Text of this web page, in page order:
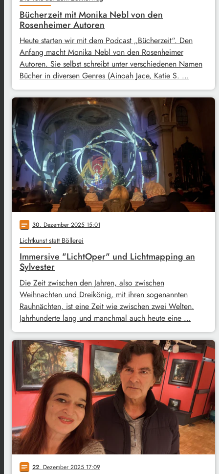
Bücherzeit mit Monika Nebl von den
Rosenheimer Autoren
Heute starten wir mit dem Podcast „Bücherzeit“. Den
Anfang macht Monika Nebl von den Rosenheimer
Autoren. Sie selbst schreibt unter verschiedenen Namen
Bücher in diversen Genres (Ainoah Jace, Katie S. …
notes 30. Dezember 2025 15:01
Lichtkunst statt Böllerei
Immersive "LichtOper" und Lichtmapping an
Sylvester
Die Zeit zwischen den Jahren, also zwischen
Weihnachten und Dreikönig, mit ihren sogenannten
Rauhnächten, ist eine Zeit wie zwischen zwei Welten.
Jahrhunderte lang und manchmal auch heute eine …
notes 22. Dezember 2025 17:09